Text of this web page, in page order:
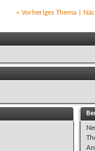
« Vorheriges Thema|